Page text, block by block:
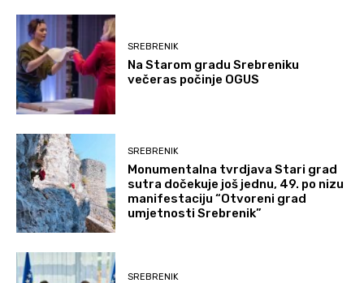
SREBRENIK
Na Starom gradu Srebreniku
večeras počinje OGUS
SREBRENIK
Monumentalna tvrdjava Stari grad
sutra dočekuje još jednu, 49. po nizu
manifestaciju “Otvoreni grad
umjetnosti Srebrenik”
SREBRENIK